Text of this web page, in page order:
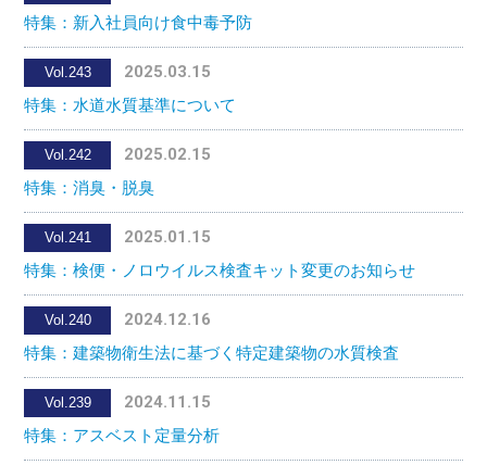
特集：新入社員向け食中毒予防
Vol.243
2025.03.15
特集：水道水質基準について
Vol.242
2025.02.15
特集：消臭・脱臭
Vol.241
2025.01.15
特集：検便・ノロウイルス検査キット変更のお知らせ
Vol.240
2024.12.16
特集：建築物衛生法に基づく特定建築物の水質検査
Vol.239
2024.11.15
特集：アスベスト定量分析